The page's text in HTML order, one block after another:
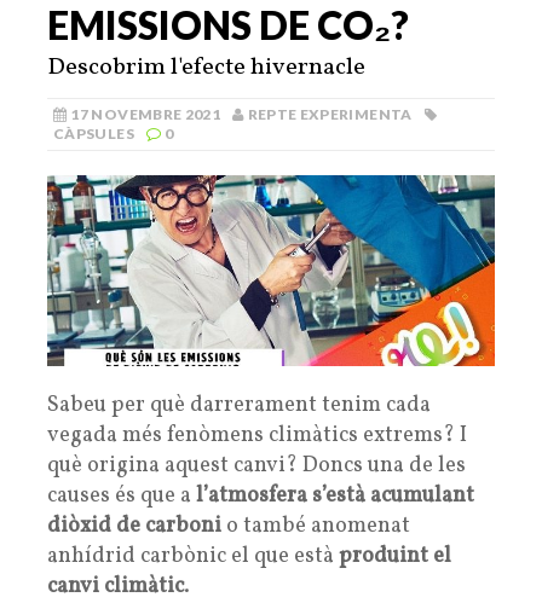
EMISSIONS DE CO₂?
Descobrim l'efecte hivernacle
17 NOVEMBRE 2021
REPTE EXPERIMENTA
CÀPSULES
0
Sabeu per què darrerament tenim cada
vegada més fenòmens climàtics extrems? I
què origina aquest canvi? Doncs una de les
causes és que a l’atmosfera s’està acumulant
diòxid de carboni o també anomenat
anhídrid carbònic el que està produint el
canvi climàtic.